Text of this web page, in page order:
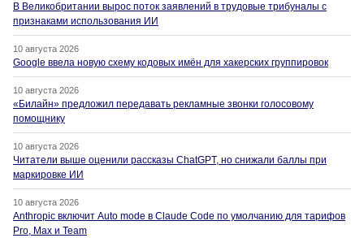
В Великобритании вырос поток заявлений в трудовые трибуналы с
признаками использования ИИ
10 августа 2026
Google ввела новую схему кодовых имён для хакерских группировок
10 августа 2026
«Билайн» предложил передавать рекламные звонки голосовому
помощнику
10 августа 2026
Читатели выше оценили рассказы ChatGPT, но снижали баллы при
маркировке ИИ
10 августа 2026
Anthropic включит Auto mode в Claude Code по умолчанию для тарифов
Pro, Max и Team